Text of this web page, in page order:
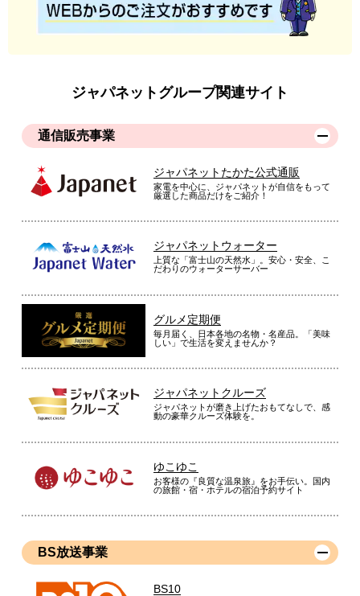
ジャパネットグループ関連サイト
通信販売事業
ジャパネットたかた公式通販
家電を中心に、ジャパネットが自信をもって
厳選した商品だけをご紹介！
ジャパネットウォーター
上質な「富士山の天然水」。安心・安全、こ
だわりのウォーターサーバー
グルメ定期便
毎月届く、日本各地の名物・名産品。「美味
しい」で生活を変えませんか？
ジャパネットクルーズ
ジャパネットが磨き上げたおもてなしで、感
動の豪華クルーズ体験を。
ゆこゆこ
お客様の『良質な温泉旅』をお手伝い。国内
の旅館・宿・ホテルの宿泊予約サイト
BS放送事業
BS10